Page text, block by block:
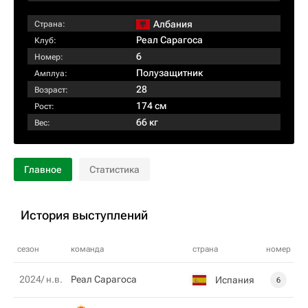
Страна: Албания
Клуб: Реал Сарагоса
Номер: 6
Амплуа: Полузащитник
Возраст: 28
Рост: 174 см
Вес: 66 кг
Главное Статистика
История выступлений
сезон команда страна номер
2024/ н.в. Реал Сарагоса Испания 6